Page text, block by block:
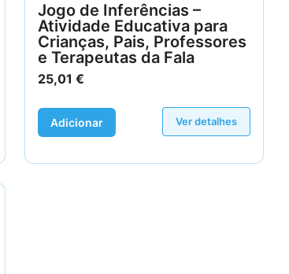
Jogo de Inferências –
Atividade Educativa para
Crianças, Pais, Professores
e Terapeutas da Fala
25,01 €
Adicionar Ver detalhes